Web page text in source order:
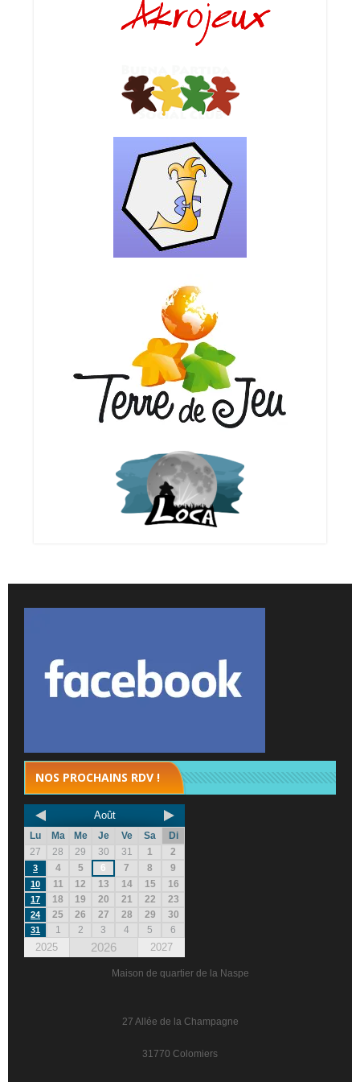
NOS PROCHAINS RDV !
Août
Lu Ma Me Je Ve Sa
Di
27
28 29 30 31 1 2
3 4 5 6 7 8 9
10 11 12 13 14 15 16
17 18 19 20 21 22 23
24 25 26 27 28 29 30
31 1 2 3 4 5 6
2025 2026 2027
Maison de quartier de la Naspe
27 Allée de la Champagne
31770 Colomiers